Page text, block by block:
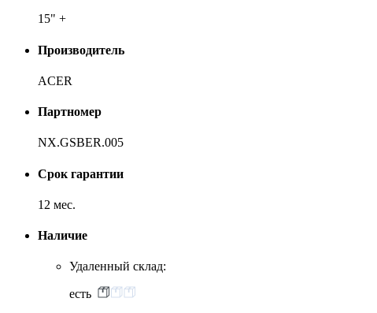
15" +
Производитель
ACER
Партномер
NX.GSBER.005
Срок гарантии
12 мес.
Наличие
Удаленный склад:
есть